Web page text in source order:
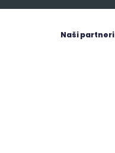
Naši partneri